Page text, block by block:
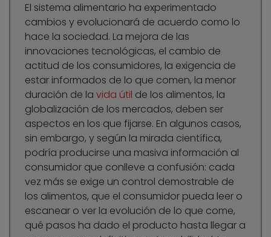
El sistema alimentario ha experimentado
cambios y evolucionará de acuerdo como lo
hace la sociedad. La mejora de las
innovaciones tecnológicas, el cambio de
actitud de los consumidores, la exigencia de
estar informados de lo que comen, la menor
duración de la vida útil de los alimentos, la
globalización de los mercados, deben ser
aspectos en los que fijarse. En algunos casos,
sin embargo, y según la mirada científica,
podría producirse una masiva información al
consumidor que conlleve a confusión: cada
vez más se exige un control demostrable de
los alimentos, que el consumidor pueda leer o
escanear o ver la evolución de lo que come,
qué pasos ha dado el producto hasta llegar a